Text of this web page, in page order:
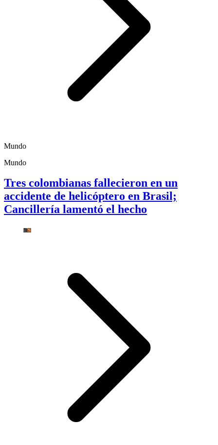
Mundo
Mundo
Tres colombianas fallecieron en un
accidente de helicóptero en Brasil;
Cancillería lamentó el hecho